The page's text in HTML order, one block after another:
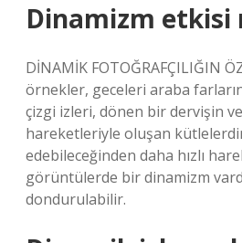
Dinamizm etkisi
DİNAMİK FOTOĞRAFÇILIĞIN
örnekler, geceleri araba
çizgi izleri, dönen bir dervişin
hareketleriyle oluşan
edebileceğinden daha hızlı
görüntülerde bir dinamizm
dondurulabilir.